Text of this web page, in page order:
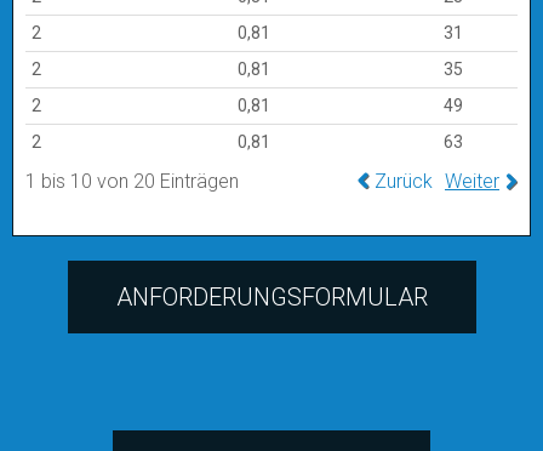
2
0,81
31
2
0,81
35
2
0,81
49
2
0,81 63
1 bis 10 von 20 Einträgen Zurück Weiter
ANFORDERUNGSFORMULAR